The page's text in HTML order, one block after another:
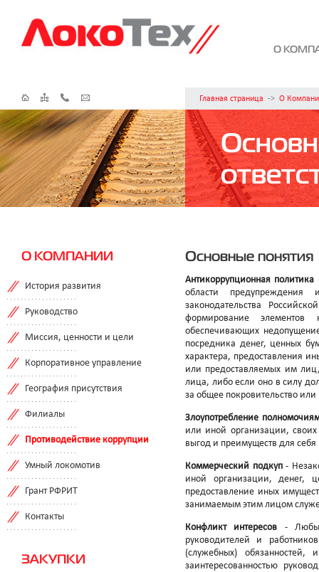
О
Главная страница -> О
О КОМПАНИИ
История развития
Руководство
Миссия, ценности и цели
Корпоративное управление
География присутствия
Филиалы
Противодействие коррупции
Умный локомотив
Грант РФРИТ
Контакты
ЗАКУПКИ
Основные понятия
Антикоррупционная политика
области предупреждения
законодательства
формирование элементов
обеспечивающих
посредника денег, ценных
характера, предоставления
или предоставляемых им
лица, либо если оно в силу
за общее покровительство или
Злоупотребление
или иной организации,
выгод и преимуществ для
Коммерческий подкуп-
иной организации, денег,
предоставление иных
занимаемым этим лицом
Конфликт интересов -
руководителей и
(служебных)
заинтересованностью